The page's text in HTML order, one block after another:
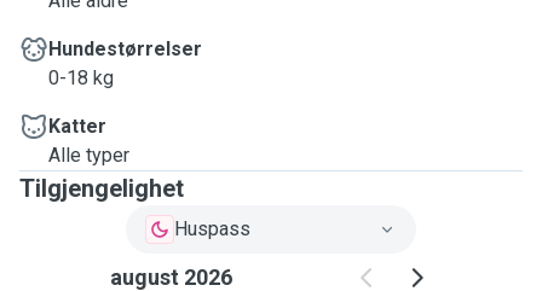
Hundestørrelser
0-18 kg
Katter
Alle typer
Tilgjengelighet
Huspass
august 2026